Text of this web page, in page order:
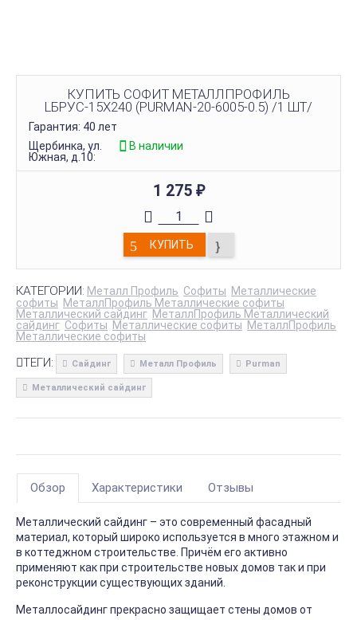
КУПИТЬ СОФИТ МЕТАЛЛПРОФИЛЬ
LБРУС-15Х240 (PURMAN-20-6005-0.5) /1 ШТ/
Гарантия: 40 лет
Щербинка, ул.
Южная, д.10:
В наличии
1 275 ₽
КУПИТЬ
КАТЕГОРИИ: Металл Профиль Софиты Металлические
софиты МеталлПрофиль Металлические софиты
Металлический сайдинг МеталлПрофиль Металлический
сайдинг Софиты Металлические софиты МеталлПрофиль
Металлические софиты
ТЕГИ: Сайдинг Металл Профиль Purman
Металлический сайдинг
Обзор Характеристики Отзывы
Металлический сайдинг – это современный фасадный
материал, который широко используется в много этажном и
в коттеджном строительстве. Причём его активно
применяют как при строительстве новых домов так и при
реконструкции существующих зданий.
Металлосайдинг прекрасно защищает стены домов от